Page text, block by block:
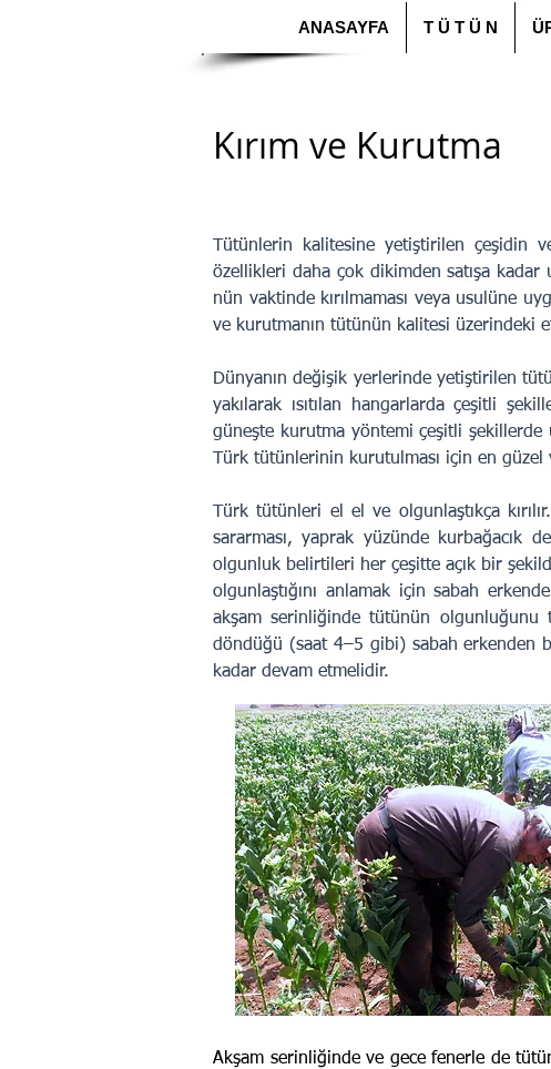
ANASAYFA T Ü T Ü N
Kırım ve Kurutma
Tütünlerin kalitesine yetiştirilen
özellikleri daha çok dikimden satışa
nün vaktinde kırılmaması veya usulüne
ve kurutmanın tütünün kalitesi üzerindeki
Dünyanın değişik yerlerinde yetiştirilen
yakılarak ısıtılan hangarlarda çeşitli
güneşte kurutma yöntemi çeşitli şekillerde
Türk tütünlerinin kurutulması için en
Türk tütünleri el el ve olgunlaştıkça
sararması, yaprak yüzünde kurbağacık
olgunluk belirtileri her çeşitte açık bir
olgunlaştığını anlamak için sabah
akşam serinliğinde tütünün olgunluğunu
döndüğü (saat 4–5 gibi) sabah erkenden
kadar devam etmelidir.
Akşam serinliğinde ve gece fenerle de